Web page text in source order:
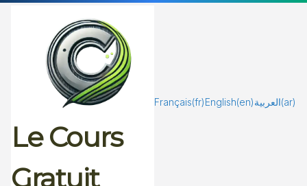
Le Cours
Gratuit
Français(fr) English(en)العربية(ar)